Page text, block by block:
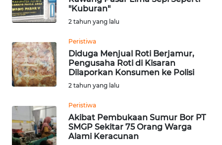
"Kuburan"
2 tahun yang lalu
Peristiwa
Diduga Menjual Roti Berjamur,
Pengusaha Roti di Kisaran
Dilaporkan Konsumen ke Polisi
2 tahun yang lalu
Peristiwa
Akibat Pembukaan Sumur Bor PT
SMGP Sekitar 75 Orang Warga
Alami Keracunan
MALUKU
MALUT
WN
DAIRI
WN
DANAU
TOBA